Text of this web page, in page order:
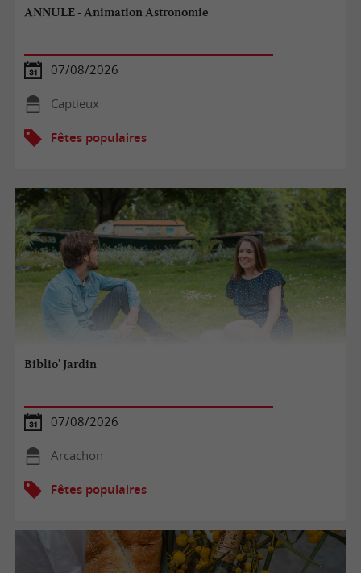
ANNULE - Animation Astronomie
07/08/2026
Captieux
Fêtes populaires
Biblio' Jardin
07/08/2026
Arcachon
Fêtes populaires